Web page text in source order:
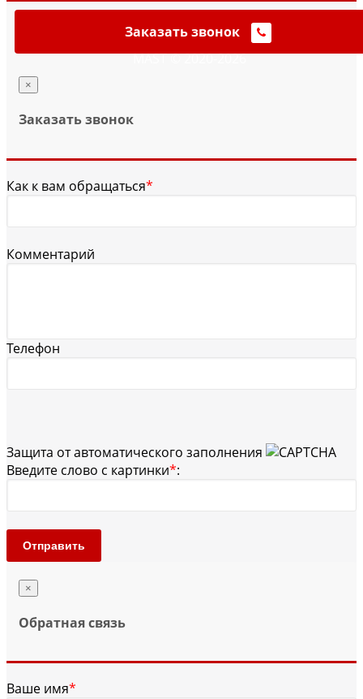
Заказать звонок
MAST © 2020-2026
×
Заказать звонок
Как к вам обращаться*
Комментарий
Телефон
Защита от автоматического заполнения
Введите слово с картинки*:
Отправить
×
Обратная связь
Ваше имя*